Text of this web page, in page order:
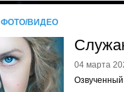
ФОТО/ВИДЕО
04 марта